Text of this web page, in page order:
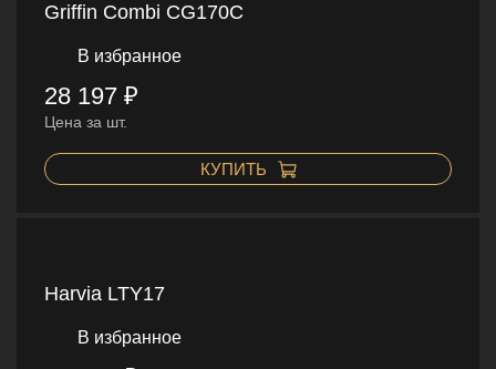
Griffin Combi CG170C
В избранное
28 197 ₽
Цена за шт.
КУПИТЬ
Harvia LTY17
В избранное